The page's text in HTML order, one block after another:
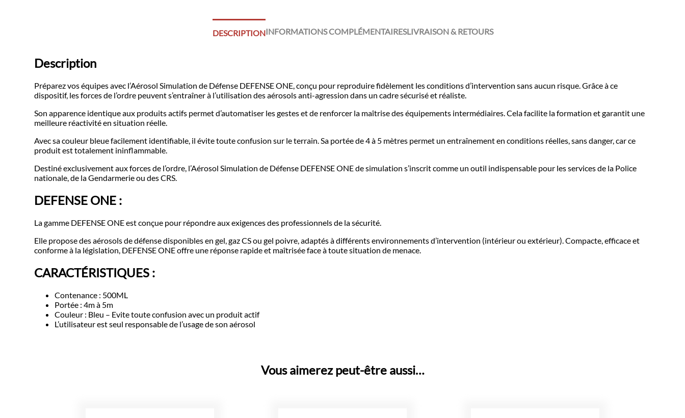
DESCRIPTIONINFORMATIONS COMPLÉMENTAIRESLIVRAISON & RETOURS
Description
Préparez vos équipes avec l’Aérosol Simulation de Défense DEFENSE ONE, conçu pour reproduire fidèlement les conditions d’intervention sans aucun risque. Grâce à ce
dispositif, les forces de l’ordre peuvent s’entraîner à l’utilisation des aérosols anti-agression dans un cadre sécurisé et réaliste.
Son apparence identique aux produits actifs permet d’automatiser les gestes et de renforcer la maîtrise des équipements intermédiaires. Cela facilite la formation et garantit une
meilleure réactivité en situation réelle.
Avec sa couleur bleue facilement identifiable, il évite toute confusion sur le terrain. Sa portée de 4 à 5 mètres permet un entraînement en conditions réelles, sans danger, car ce
produit est totalement ininflammable.
Destiné exclusivement aux forces de l’ordre, l’Aérosol Simulation de Défense DEFENSE ONE de simulation s’inscrit comme un outil indispensable pour les services de la Police
nationale, de la Gendarmerie ou des CRS.
DEFENSE ONE :
La gamme DEFENSE ONE est conçue pour répondre aux exigences des professionnels de la sécurité.
Elle propose des aérosols de défense disponibles en gel, gaz CS ou gel poivre, adaptés à différents environnements d’intervention (intérieur ou extérieur). Compacte, efficace et
conforme à la législation, DEFENSE ONE offre une réponse rapide et maîtrisée face à toute situation de menace.
CARACTÉRISTIQUES :
Contenance : 500ML
Portée : 4m à 5m
Couleur : Bleu – Evite toute confusion avec un produit actif
L’utilisateur est seul responsable de l’usage de son aérosol
Vous aimerez peut-être aussi…